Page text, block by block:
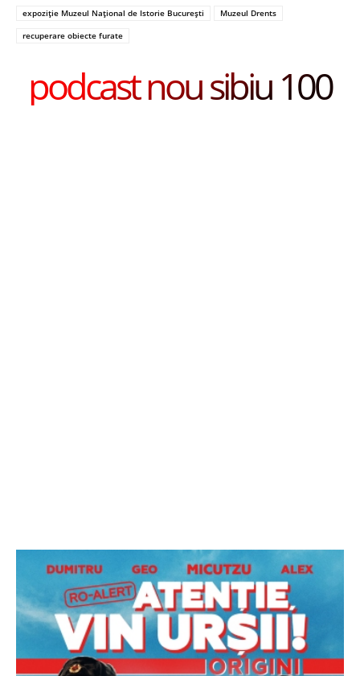
expoziție Muzeul Național de Istorie București
Muzeul Drents
recuperare obiecte furate
podcast nou sibiu 100